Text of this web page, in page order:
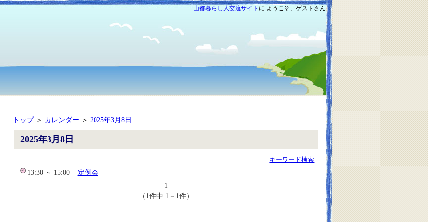
山都暮らし人交流サイト に ようこそ、ゲストさん
トップ＞ カレンダー ＞ 2025年3月8日
2025年3月8日
キーワード検索
13:30 ～ 15:00 定例会
1
（1件中 1－1件）